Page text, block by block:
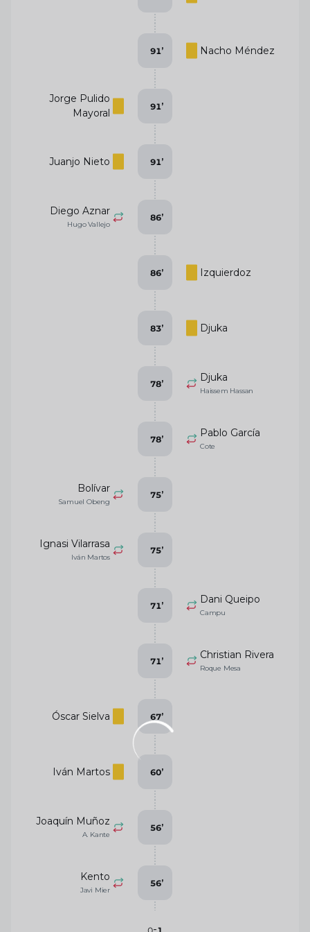
Nacho Méndez
91’
Jorge Pulido
Mayoral
91’
Juanjo Nieto 91’
Diego Aznar
Hugo Vallejo
86’
Izquierdoz
86’
Djuka
83’
Djuka
Haissem Hassan
78’
Pablo García
Cote
78’
Bolívar
Samuel Obeng
75’
Ignasi Vilarrasa
Iván Martos
75’
Dani Queipo
Campu
71’
Christian Rivera
Roque Mesa
71’
Óscar Sielva 67’
Iván Martos 60’
Joaquín Muñoz
A. Kante
56’
Kento
Javi Mier
56’
0-1